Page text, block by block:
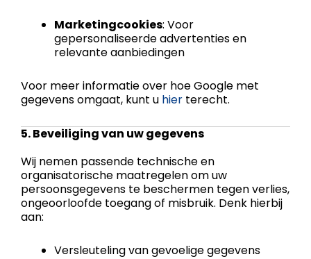
Marketingcookies: Voor
gepersonaliseerde advertenties en
relevante aanbiedingen
Voor meer informatie over hoe Google met
gegevens omgaat, kunt u hier terecht.
5. Beveiliging van uw gegevens
Wij nemen passende technische en
organisatorische maatregelen om uw
persoonsgegevens te beschermen tegen verlies,
ongeoorloofde toegang of misbruik. Denk hierbij
aan:
Versleuteling van gevoelige gegevens